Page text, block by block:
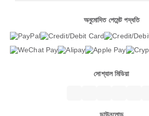
অনুমোদিত পেমেন্ট পদ্ধতি
সোশ্যাল মিডিয়া